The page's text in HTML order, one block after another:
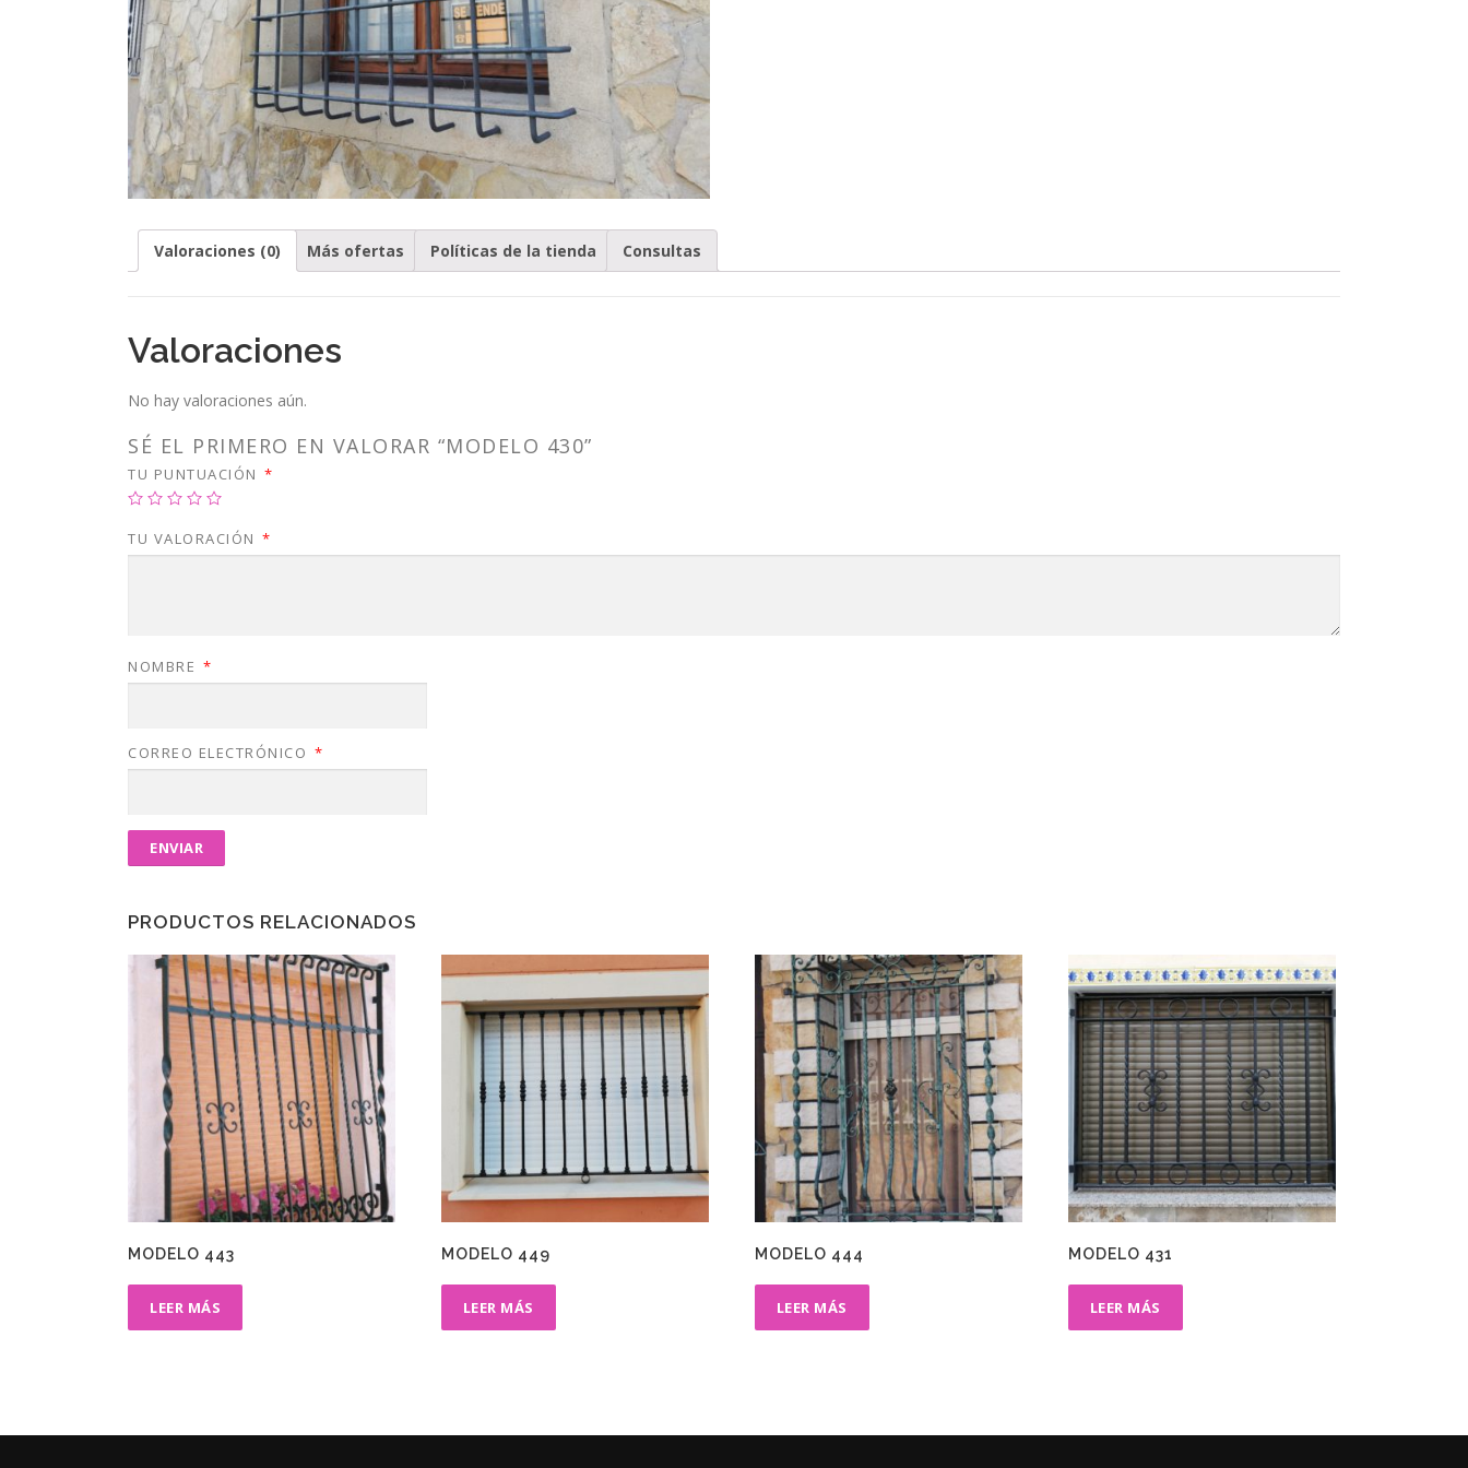
Valoraciones (0) Más ofertas Políticas de la tienda Consultas
Valoraciones
No hay valoraciones aún.
SÉ EL PRIMERO EN VALORAR “MODELO 430”
TU PUNTUACIÓN *
TU VALORACIÓN *
NOMBRE *
CORREO ELECTRÓNICO *
PRODUCTOS RELACIONADOS
MODELO 443
LEER MÁS
MODELO 449
LEER MÁS
MODELO 444
LEER MÁS
MODELO 431
LEER MÁS